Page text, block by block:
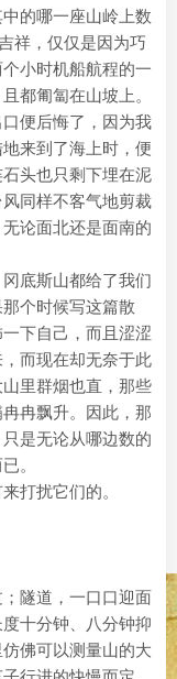
的哪一座山岭上数
祥，仅仅是因为巧
小时机船航程的一
都匍匐在山坡上。
便后悔了，因为我
来到了海上时，便
头也只剩下埋在泥
同样不客气地剪裁
论面北还是面南的
底斯山都给了我们
个时候写这篇散
下自己，而且涩涩
而现在却无奈于此
里群烟也直，那些
冉飘升。因此，那
是无论从哪边数的
。
打扰它们的。
隧道，一口口迎面
十分钟、八分钟抑
佛可以测量山的大